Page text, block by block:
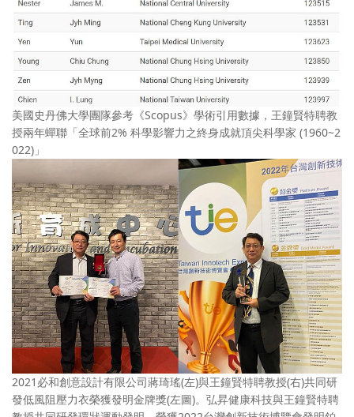
美國史丹佛大學團隊參考《Scopus》學術引用數據，王鐘賢特聘教
授兩年蟬聯「全球前2% 科學影響力之終身成就頂尖科學家 (1960~2
022)」
2021必和創意設計有限公司蔣琦瑤(左)與王鐘賢特聘教授(右)共同研
發低風阻壓力衣榮獲發明金牌獎(左圖)。弘昇健康科技與王鐘賢特聘